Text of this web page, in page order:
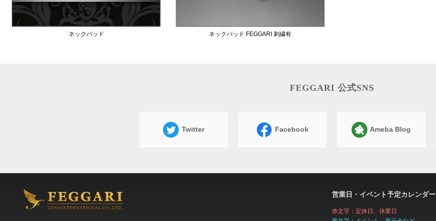
ネックパッド ネックパッド FEGGARI 刺繍有
FEGGARI 公式SNS
Twitter Facebook Ameba Blog
営業日・イベント予定カレンダー
赤文字：定休日、休業日